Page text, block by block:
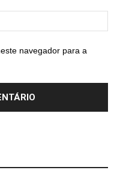
navegador para a